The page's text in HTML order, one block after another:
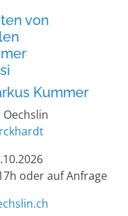
von
Kummer
oder auf Anfrage